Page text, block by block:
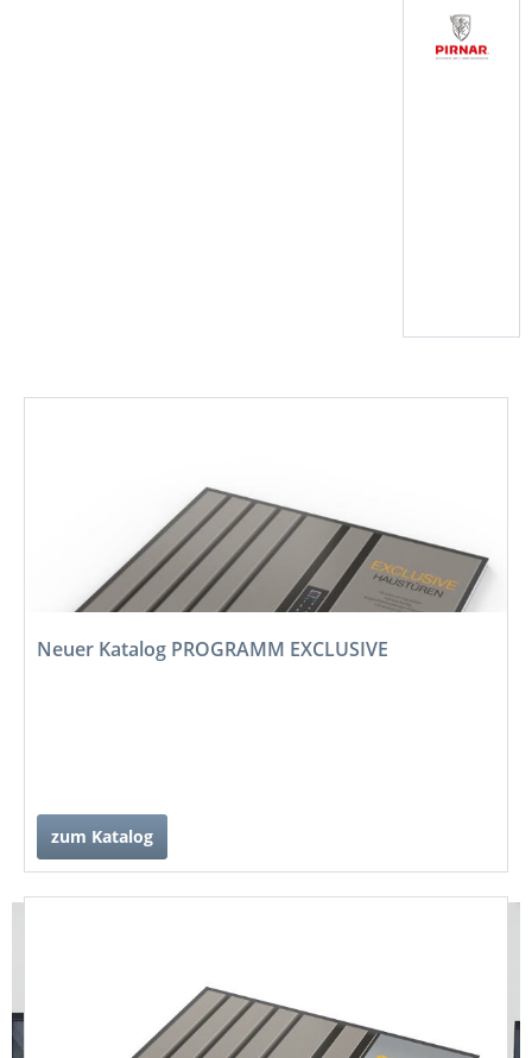
jetzt Angebot einholen
persönliche
Wunschtür
Neuer Katalog PROGRAMM EXCLUSIVE
zum Katalog